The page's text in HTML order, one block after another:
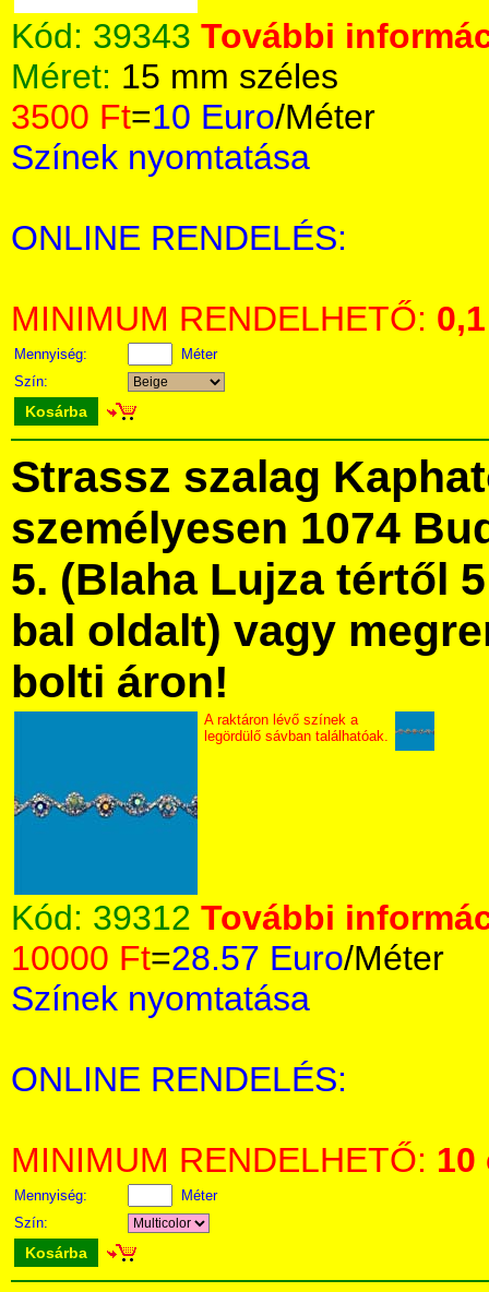
Kód: 39343 További
Méret: 15 mm széles
3500 Ft=10 Euro/Méter
Színek nyomtatása
ONLINE RENDELÉS:
MINIMUM RENDELHETŐ: 0,1
Mennyiség:
Méter
Szín:
Kosárba
Strassz szalag
személyesen 1074
5. (Blaha Lujza tértől
bal oldalt) vagy
bolti áron!
A raktáron lévő színek a
legördülő sávban találhatóak.
Kód: 39312 További
10000 Ft=28.57 Euro/Méter
Színek nyomtatása
ONLINE RENDELÉS:
MINIMUM RENDELHETŐ: 10
Mennyiség:
Méter
Szín:
Kosárba